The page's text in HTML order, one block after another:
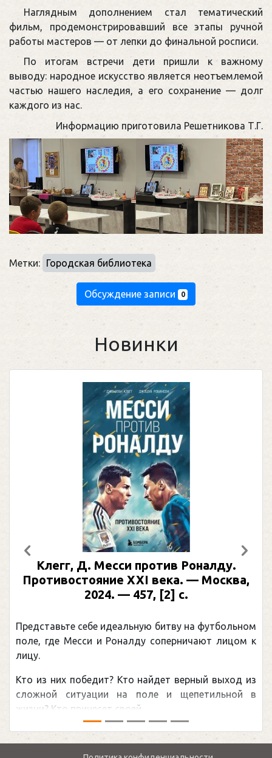
Наглядным дополнением стал тематический
фильм, продемонстрировавший все этапы ручной
работы мастеров — от лепки до финальной росписи.
По итогам встречи дети пришли к важному
выводу: народное искусство является неотъемлемой
частью нашего наследия, а его сохранение — долг
каждого из нас.
Информацию приготовила Решетникова Т.Г.
Метки: Городская библиотека
Обсуждение записи 0
Новинки
Клегг, Д. Месси против Роналду.
Противостояние XXI века. — Москва,
2024. — 457, [2] с.
Представьте себе идеальную битву на футбольном
поле, где Месси и Роналду соперничают лицом к
лицу.
Кто из них победит? Кто найдет верный выход из
сложной ситуации на поле и щепетильной в
жизни? Кто принесет своей ...
Предыдущий